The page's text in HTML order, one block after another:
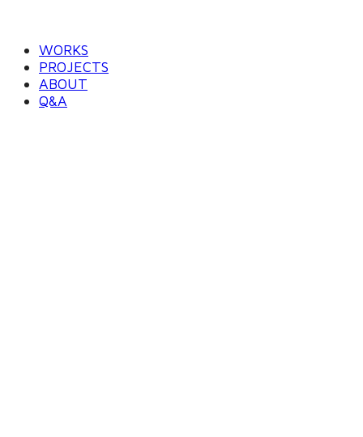
WORKS
PROJECTS
ABOUT
Q&A